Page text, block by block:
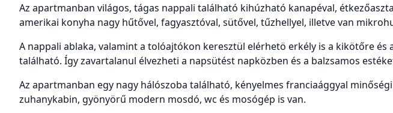
Az apartmanban világos, tágas nappali található kihúzható kanapéval,
amerikai konyha nagy hűtővel, fagyasztóval, sütővel, tűzhellyel, illetve van
A nappali ablaka, valamint a tolóajtókon keresztül elérhetö erkély is a kikötőre
található. Így zavartalanul élvezheti a napsütést napközben és a balzsamos
Az apartmanban egy nagy hálószoba található, kényelmes franciaággyal
zuhanykabin, gyönyörű modern mosdó, wc és mosógép is van.